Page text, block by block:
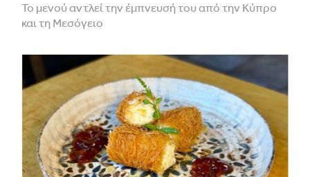
Το μενού αντλεί την έμπνευσή του από την Κύπρο
και τη Μεσόγειο